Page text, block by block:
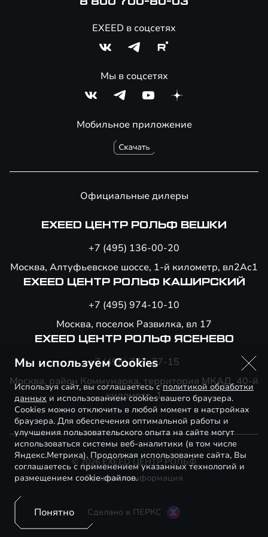
Мобильное приложение
EXEED в соцсетях
Мы в соцсетях
Официальные дилеры
EXEED ЦЕНТР РОЛЬФ ВЕШКИ
+7 (495) 136-00-20
Москва, Алтуфьевское шоссе, 1-й километр, вл2Ас1
EXEED ЦЕНТР РОЛЬФ КАШИРСКИЙ
+7 (495) 974-10-10
Москва, поселок Развилка, вл 17
EXEED ЦЕНТР РОЛЬФ ЯСЕНЕВО
+7 (495) 777-77-15
Москва, район Коммунарка, территория МКАД, 40-й
километр, 1
© 2026 EXEED ЦЕНТР РОЛЬФ
Правовая информация
Сделано в ПЕРКС
Мы используем Cookies
Используя сайт, вы соглашаетесь сполитикой обработки
данных и использованием cookies вашего браузера.
Cookies можно отключить в любой момент в настройках
браузера. Для обеспечения оптимальной работы и
улучшения пользовательского опыта на сайте могут
использоваться системы веб-аналитики (в том числе
Яндекс.Метрика). Продолжая использование сайта, Вы
соглашаетесь с применением указанных технологий и
размещением cookie-файлов.
Понятно